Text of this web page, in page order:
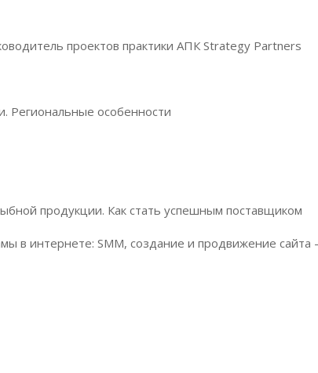
проектов практики АПК Strategy Partners
Региональные особенности
продукции. Как стать успешным поставщиком
в интернете: SMM, создание и продвижение сайта